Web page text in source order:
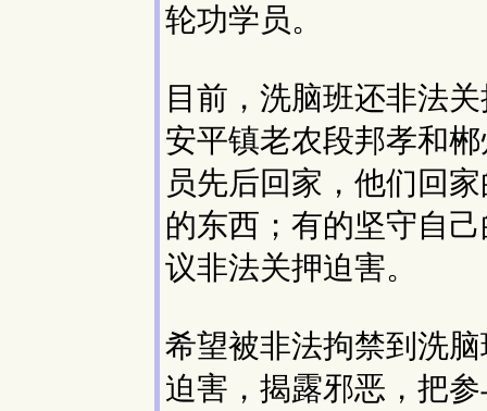
轮功学员。
目前，洗脑班还非法
安平镇老农段邦孝和
员先后回家，他们回
的东西；有的坚守自
议非法关押迫害。
希望被非法拘禁到洗
迫害，揭露邪恶，把